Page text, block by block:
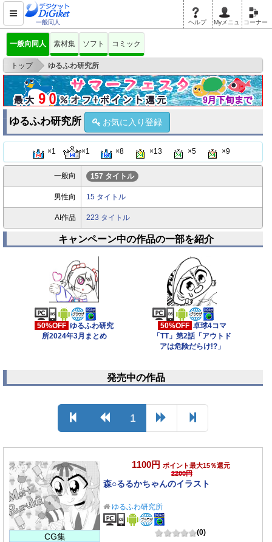
一般同人 ヘルプ Myメニュ コーナー
一般向同人 素材集 ソフト コミック
トップ > ゆるふわ研究所
ゆるふわ研究所 お気に入り登録
×1 ×1 ×8 ×13 ×5 ×9
一般向 157 タイトル
男性向 15 タイトル
AI作品 223 タイトル
キャンペーン中の作品の一部を紹介
50%OFF ゆるふわ研究
所2024年3月まとめ
50%OFF 卓球4コマ
「TT」第2話「アウトド
アは危険だらけ!?」
発売中の作品
1
CG集
1100円 ポイント最大15％還元
2200円
森○るるかちゃんのイラスト
ゆるふわ研究所
(0)